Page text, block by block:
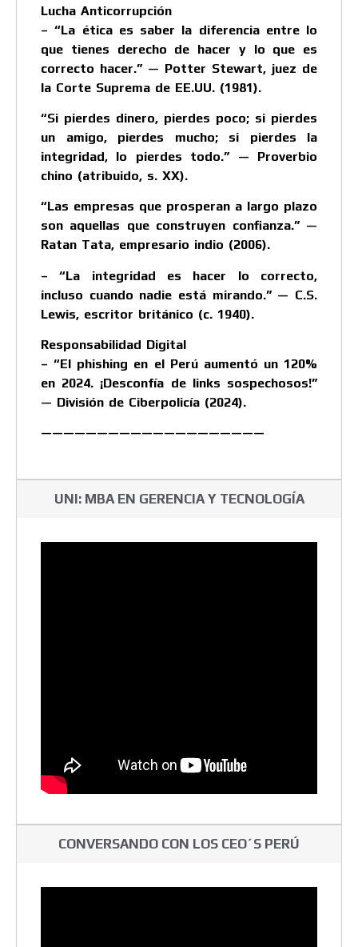
Lucha Anticorrupción
– “La ética es saber la diferencia entre lo
que tienes derecho de hacer y lo que es
correcto hacer.” — Potter Stewart, juez de
la Corte Suprema de EE.UU. (1981).
“Si pierdes dinero, pierdes poco; si pierdes
un amigo, pierdes mucho; si pierdes la
integridad, lo pierdes todo.” — Proverbio
chino (atribuido, s. XX).
“Las empresas que prosperan a largo plazo
son aquellas que construyen confianza.” —
Ratan Tata, empresario indio (2006).
– “La integridad es hacer lo correcto,
incluso cuando nadie está mirando.” — C.S.
Lewis, escritor británico (c. 1940).
Responsabilidad Digital
– “El phishing en el Perú aumentó un 120%
en 2024. ¡Desconfía de links sospechosos!”
— División de Ciberpolicía (2024).
————————————————————
UNI: MBA EN GERENCIA Y TECNOLOGÍA
CONVERSANDO CON LOS CEO´S PERÚ